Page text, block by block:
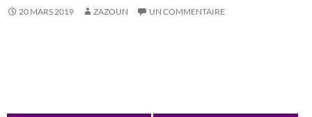
20 MARS 2019 ZAZOUN UN COMMENTAIRE